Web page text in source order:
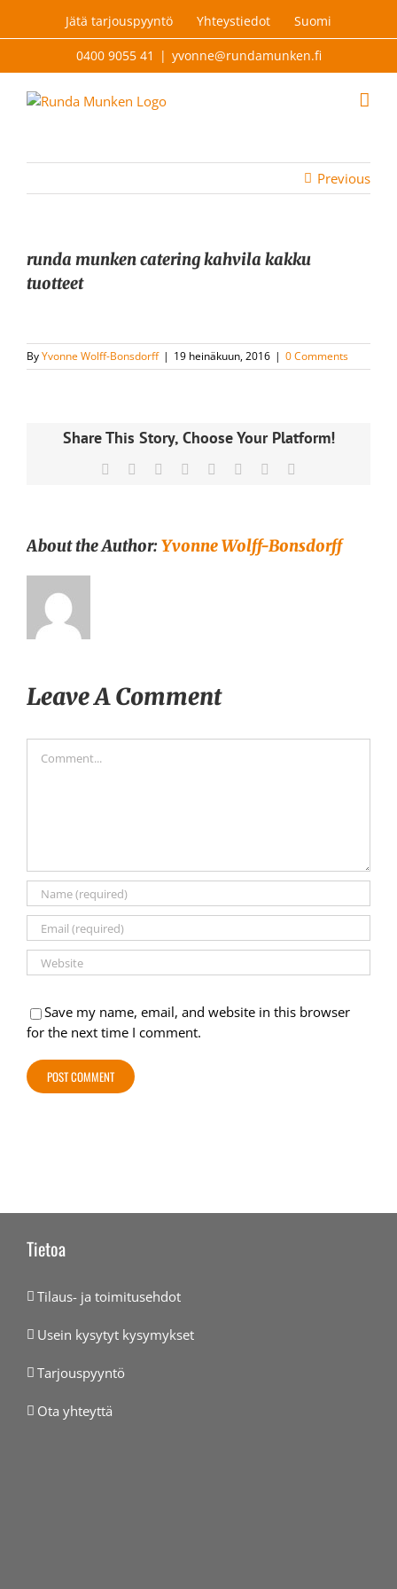
Jätä tarjouspyyntö Yhteystiedot Suomi
0400 9055 41 | yvonne@rundamunken.fi
Previous
runda munken catering kahvila kakku
tuotteet
ByYvonne Wolff-Bonsdorff | 19 heinäkuun, 2016 | 0 Comments
Share This Story, Choose Your Platform!
Facebook Reddit LinkedIn
TumblrPinterest
About the Author:Yvonne Wolff-Bonsdorff
Leave A Comment
Save my name, email, and website in this browser
for the next time I comment.
Tietoa
Tilaus- ja toimitusehdot
Usein kysytyt kysymykset
Tarjouspyyntö
Ota yhteyttä